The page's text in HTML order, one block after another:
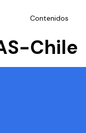
Contenidos
Chile